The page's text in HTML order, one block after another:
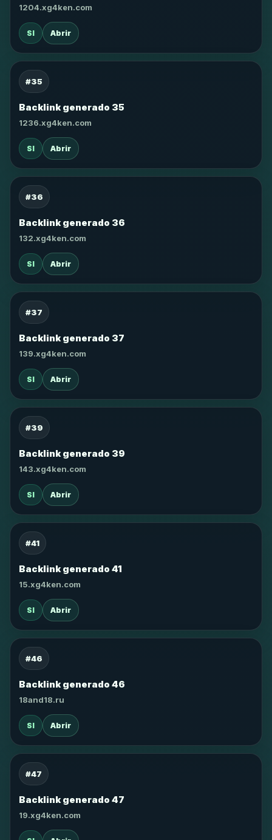
1204.xg4ken.com
SI Abrir
#35
Backlink generado 35
1236.xg4ken.com
SI Abrir
#36
Backlink generado 36
132.xg4ken.com
SI Abrir
#37
Backlink generado 37
139.xg4ken.com
SI Abrir
#39
Backlink generado 39
143.xg4ken.com
SI Abrir
#41
Backlink generado 41
15.xg4ken.com
SI Abrir
#46
Backlink generado 46
18and18.ru
SI Abrir
#47
Backlink generado 47
19.xg4ken.com